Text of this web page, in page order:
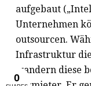
aufgebaut
Unternehmen
outsourcen.
Infrastruktur
wandern diese